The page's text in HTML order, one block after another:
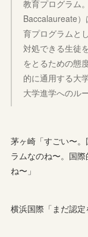
教育プログラム
Baccalaureate
育プログラムと
対処できる生徒
をとるための態
的に通用する大
大学進学へのル
茅ヶ崎「すごい〜
ラムなのね〜。国
ね〜」
横浜国際「まだ認定